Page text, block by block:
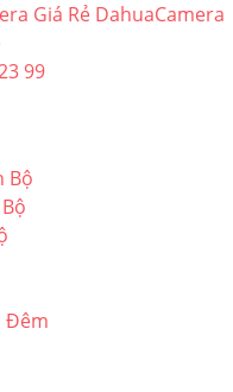
Giá Rẻ DahuaCamera
99
Bộ
Đêm